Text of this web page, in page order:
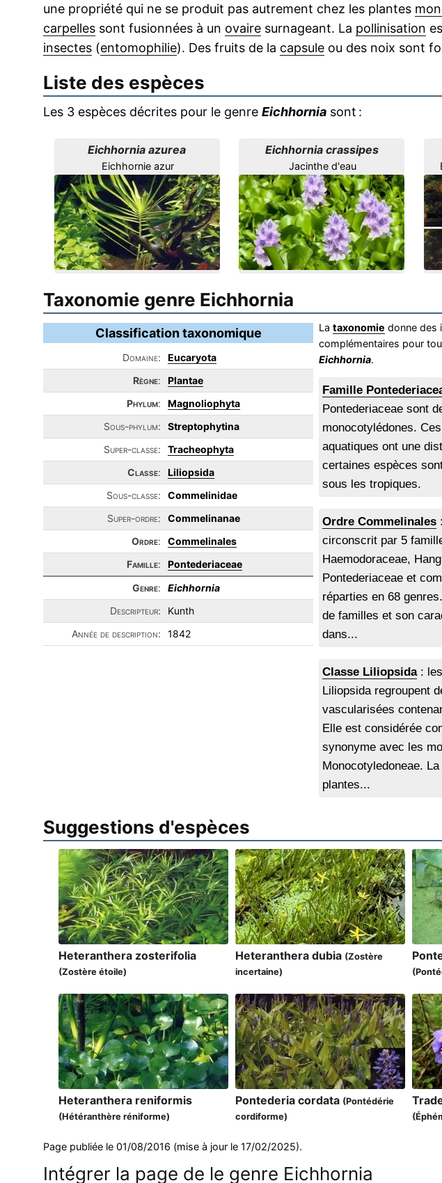
une propriété qui ne se produit pas autrement chez les plantes
carpelles sont fusionnées à un ovaire surnageant. La pollinisation
insectes (entomophilie). Des fruits de la capsule ou des noix sont
Liste des espèces
Les 3 espèces décrites pour le genre Eichhornia sont :
Eichhornia azurea
Eichhornie azur
Eichhornia crassipes
Jacinthe d'eau
Taxonomie genre Eichhornia
Classification taxonomique
Domaine:
Eucaryota
Règne:
Plantae
Phylum:
Magnoliophyta
Sous-phylum:
Streptophytina
Super-classe:
Tracheophyta
Classe:
Liliopsida
Sous-classe:
Commelinidae
Super-ordre:
Commelinanae
Ordre:
Commelinales
Famille:
Pontederiaceae
Genre:
Eichhornia
Descripteur:
Kunth
Année de description:
1842
Lataxonomie donne des
complémentaires pour
Eichhornia.
Famille
Pontederiaceae sont
monocotylédones.
aquatiques ont une
certaines espèces
sous les tropiques.
Ordre Commelinales
circonscrit par 5
Haemodoraceae,
Pontederiaceae et
réparties en 68
de familles et son
dans...
Classe Liliopsida: les
Liliopsida regroupent
vascularisées
Elle est considérée
synonyme avec les
Monocotyledoneae.
plantes...
Suggestions d'espèces
Heteranthera zosterifolia
(Zostère étoile)
Heteranthera dubia (Zostère
incertaine)
Heteranthera reniformis
(Hétéranthère réniforme)
Pontederia cordata (Pontédérie
cordiforme)
Page publiée le 01/08/2016 (mise à jour le 17/02/2025).
Intégrer la page de le genre Eichhornia